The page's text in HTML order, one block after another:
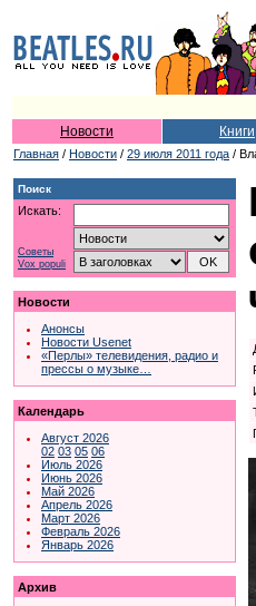
Новости Книги
Главная / Новости / 29 июля 2011 года /
Поиск
Искать:
Советы
Vox populi
Новости
Анонсы
Новости Usenet
«Перлы» телевидения, радио и
прессы о музыке…
Календарь
Август 2026
02 03 05 06
Июль 2026
Июнь 2026
Май 2026
Апрель 2026
Март 2026
Февраль 2026
Январь 2026
Архив